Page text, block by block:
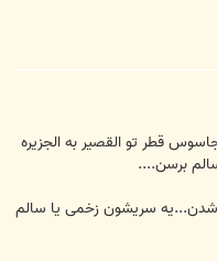
قطر تو القصیر به الجزیره
برسن....
سریشون زخمی یا سالم